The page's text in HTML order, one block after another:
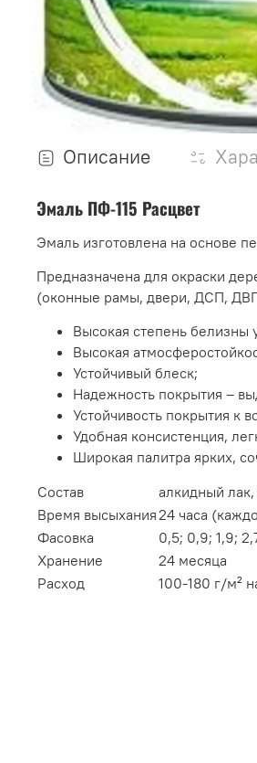
Описание
Эмаль ПФ-115 Расцвет
Эмаль изготовлена на основе
Предназначена для окраски
(оконные рамы, двери, ДСП,
Высокая степень белизны
Высокая
Устойчивый блеск;
Надежность покрытия –
Устойчивость покрытия к
Удобная консистенция,
Широкая палитра ярких,
Состав
алкидный
Время высыхания24 часа
Фасовка
0,5; 0,9; 1,9;
Хранение
24 месяца
Расход
100-180 г/м²